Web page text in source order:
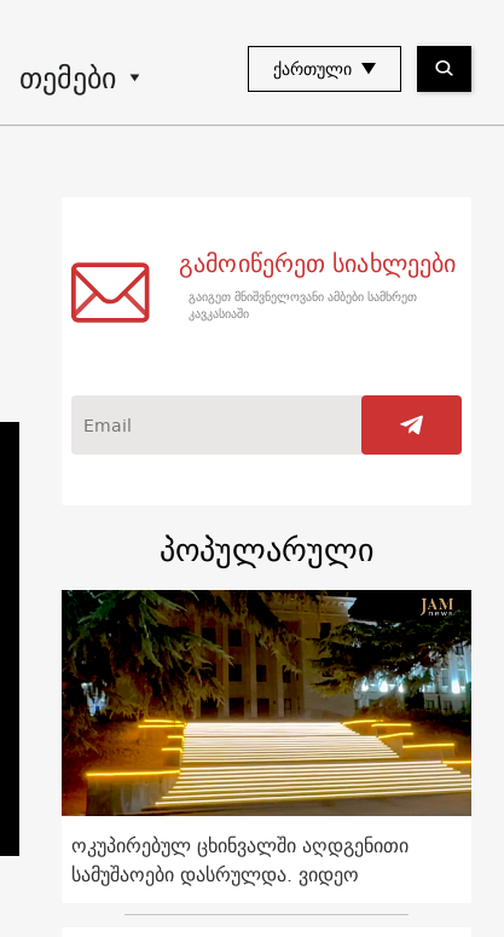
თემები ᲥᲐᲠᲗᲣᲚᲘ
გამოიწერეთ სიახლეები
გაიგეთ მნიშვნელოვანი ამბები სამხრეთ
კავკასიაში
პოპულარული
ოკუპირებულ ცხინვალში აღდგენითი
სამუშაოები დასრულდა. ვიდეო